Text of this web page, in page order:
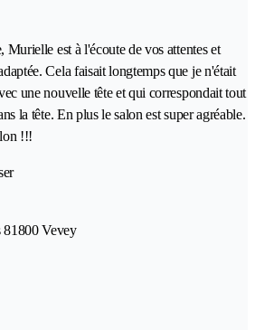
est à l'écoute de vos attentes et
Cela faisait longtemps que je n'était
une nouvelle tête et qui correspondait tout
la tête. En plus le salon est super agréable.
!!!
81800 Vevey